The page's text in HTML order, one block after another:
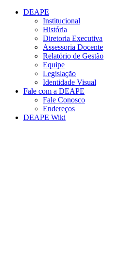
Conteúdo principal
DEAPE
Institucional
História
Diretoria Executiva
Assessoria Docente
Relatório de Gestão
Equipe
Legislação
Identidade Visual
Fale com a DEAPE
Fale Conosco
Endereços
DEAPE Wiki